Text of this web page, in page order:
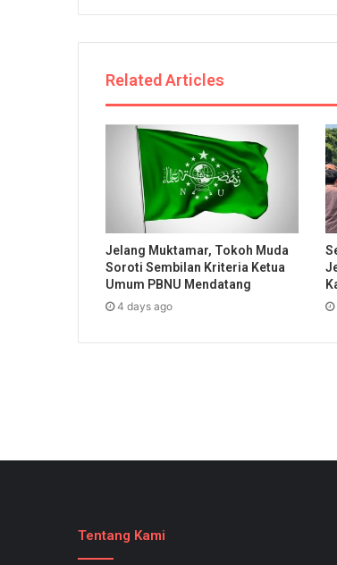
Related Articles
Jelang Muktamar, Tokoh Muda
Soroti Sembilan Kriteria Ketua
Umum PBNU Mendatang
4 days ago
Tentang Kami